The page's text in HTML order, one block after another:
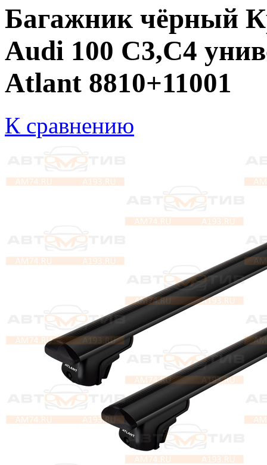
Багажник чёрный
Audi 100 C3,C4
Atlant 8810+11001
К сравнению